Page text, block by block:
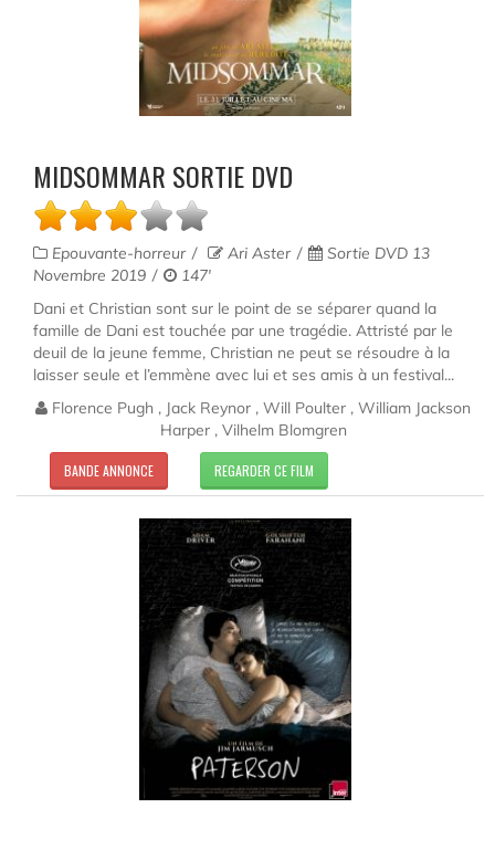
MIDSOMMAR SORTIE DVD
Epouvante-horreur Ari Aster
Sortie DVD 13
Novembre 2019
147'
Dani et Christian sont sur le point de se séparer quand la
famille de Dani est touchée par une tragédie. Attristé par le
deuil de la jeune femme, Christian ne peut se résoudre à la
laisser seule et l’emmène avec lui et ses amis à un festival...
Florence Pugh , Jack Reynor , Will Poulter , William Jackson
Harper , Vilhelm Blomgren
BANDE ANNONCE REGARDER CE FILM